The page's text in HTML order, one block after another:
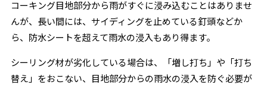
コーキング目地部分から雨がすぐに浸み込むことはありませ
んが、長い間には、サイディングを止めている釘頭などか
ら、防水シートを超えて雨水の浸入もあり得ます。
シーリング材が劣化している場合は、「増し打ち」や「打ち
替え」をおこない、目地部分からの雨水の浸入を防ぐ必要が